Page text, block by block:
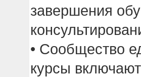
завершения
• Сообщество
курсы